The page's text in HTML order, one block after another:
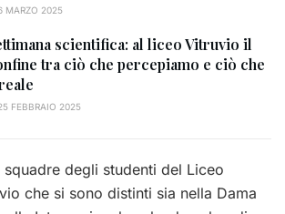
MARZO 2025
scientifica: al liceo Vitruvio il
tra ciò che percepiamo e ciò che
FEBBRAIO 2025
squadre degli studenti del Liceo
che si sono distinti sia nella Dama